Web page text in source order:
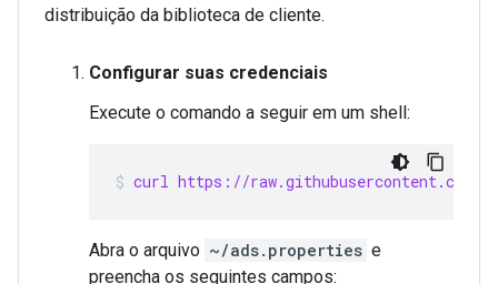
distribuição da biblioteca de cliente.
Configurar suas credenciais
Execute o comando a seguir em um shell:
curl https://raw.githubusercontent.com/
Abra o arquivo ~/ads.properties e
preencha os seguintes campos: